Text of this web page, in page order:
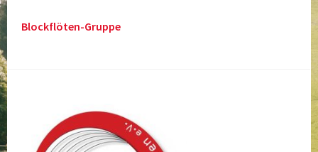
Blockflöten-Gruppe